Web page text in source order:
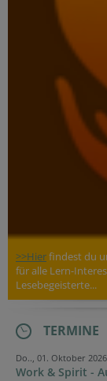
>>Hierfindest du
für alle Lern-
Lesebegeisterte...
TERMINE
Do.., 01. Oktober
Work & Spirit -